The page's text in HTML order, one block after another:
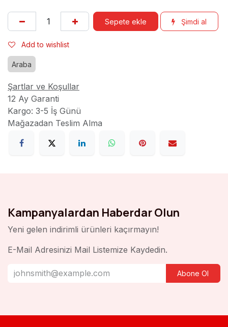
Sepete ekle Şimdi al
Add to wishlist
Araba
Şartlar ve Koşullar
12 Ay Garanti
Kargo: 3-5 İş Günü
Mağazadan Teslim Alma
Kampanyalardan Haberdar Olun
Yeni gelen indirimli ürünleri kaçırmayın!
E-Mail Adresinizi Mail Listemize Kaydedin.
Abone Ol